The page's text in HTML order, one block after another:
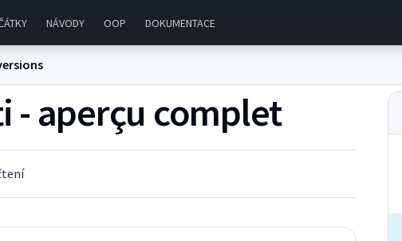
NÁVODY OOP DOKUMENTACE
- aperçu complet